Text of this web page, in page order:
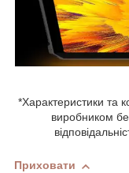
*Характеристики та
виробником
Приховати